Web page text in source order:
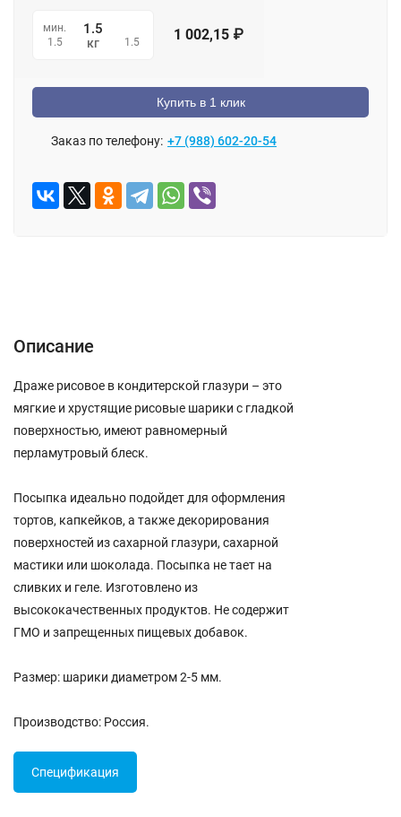
мин.
1.5
кг 1.5 1 002,15 ₽
Купить в 1 клик
Заказ по телефону: +7 (988) 602-20-54
Описание
Драже рисовое в кондитерской глазури – это
мягкие и хрустящие рисовые шарики с гладкой
поверхностью, имеют равномерный
перламутровый блеск.
Посыпка идеально подойдет для оформления
тортов, капкейков, а также декорирования
поверхностей из сахарной глазури, сахарной
мастики или шоколада. Посыпка не тает на
сливких и геле. Изготовлено из
высококачественных продуктов. Не содержит
ГМО и запрещенных пищевых добавок.
Размер: шарики диаметром 2-5 мм.
Производство: Россия.
Спецификация